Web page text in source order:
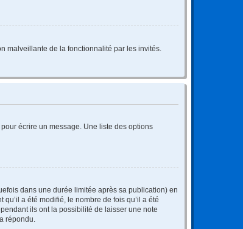
malveillante de la fonctionnalité par les invités.
écrire un message. Une liste des options
dans une durée limitée après sa publication) en
a été modifié, le nombre de fois qu’il a été
ils ont la possibilité de laisser une note
répondu.